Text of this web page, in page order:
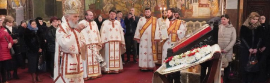
2024
2023
2022
2021